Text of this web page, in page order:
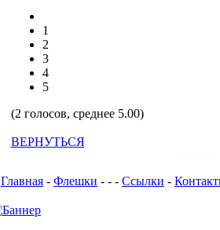
1
2
3
4
5
(2 голосов, среднее 5.00)
ВЕРНУТЬСЯ
Главная - Флешки - - - Ссылки -